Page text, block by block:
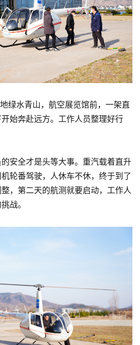
绿水青山，航空展览馆前，一架直
始奔赴远方。工作人员整理好行
安全才是头等大事。重汽载着直升
轮番驾驶，人休车不休，终于到了
，第二天的航测就要启动，工作人
战。